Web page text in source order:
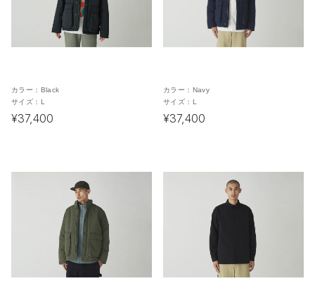
カラー： Black
サイズ： L
¥37,400
カラー： Navy
サイズ： L
¥37,400